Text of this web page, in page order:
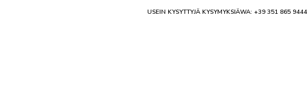
USEIN KYSYTTYJÄ KYSYMYKSIÄWA: +39 351 865 9444